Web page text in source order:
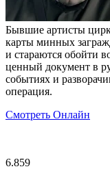
Бывшие артисты
карты минных
и стараются обойти
ценный документ в
событиях и
операция.
Смотреть Онлайн
6.859